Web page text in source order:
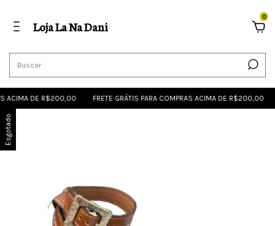
Loja La Na Dani
0
ACIMA DE R$200,00 FRETE GRÁTIS PARA COMPRAS ACIMA DE R$200,00
Esgotado